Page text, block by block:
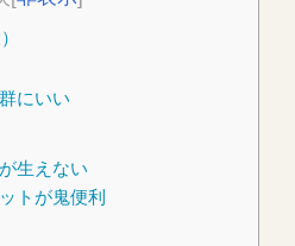
にいい
生えない
トが鬼便利